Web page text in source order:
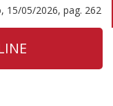
15/05/2026, pag. 262